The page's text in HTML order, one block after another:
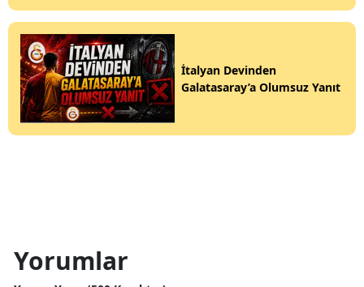
İtalyan Devinden
Galatasaray’a Olumsuz Yanıt
Yorumlar